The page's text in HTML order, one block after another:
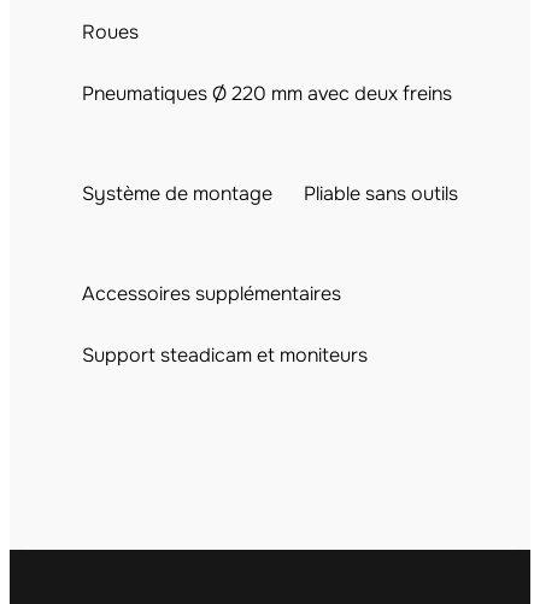
Roues
Pneumatiques Ø 220 mm avec deux freins
Système de montage Pliable sans outils
Accessoires supplémentaires
Support steadicam et moniteurs